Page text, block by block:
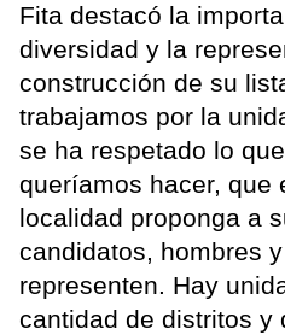
Fita destacó la
diversidad y la
construcción de su
trabajamos por la
se ha respetado lo
queríamos hacer, que
localidad proponga a
candidatos, hombres
representen. Hay
cantidad de distritos y